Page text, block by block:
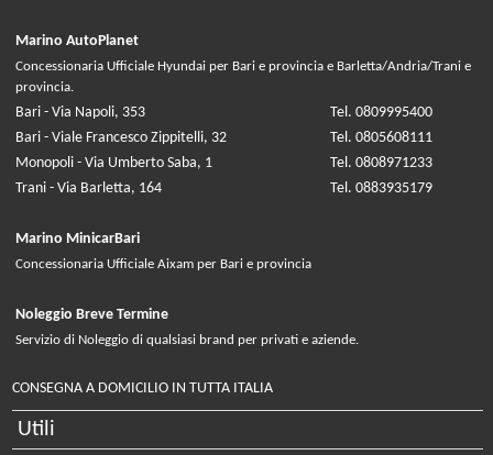
Marino AutoPlanet
Concessionaria Ufficiale Hyundai per Bari e provincia e Barletta/Andria/Trani e
provincia.
Bari - Via Napoli, 353
Tel. 0809995400
Bari - Viale Francesco Zippitelli, 32
Tel. 0805608111
Monopoli - Via Umberto Saba, 1
Tel. 0808971233
Trani - Via Barletta, 164
Tel. 0883935179
Marino MinicarBari
Concessionaria Ufficiale Aixam per Bari e provincia
Noleggio Breve Termine
Servizio di Noleggio di qualsiasi brand per privati e aziende.
CONSEGNA A DOMICILIO IN TUTTA ITALIA
Utili